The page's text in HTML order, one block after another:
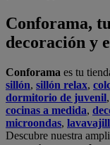
Conforama,
decoración y
Conforama es tu
sillón, sillón relax,
dormitorio de juvenil,
cocinas a medida,
microondas,
Descubre nuestra